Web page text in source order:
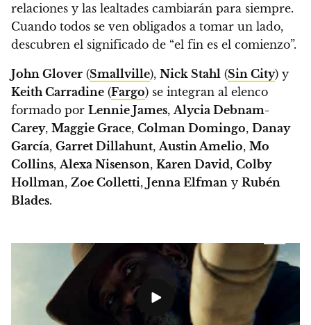
relaciones y las lealtades cambiarán para siempre.
Cuando todos se ven obligados a tomar un lado,
descubren el significado de “el fin es el comienzo”.
John Glover (Smallville), Nick Stahl (Sin City) y
Keith Carradine (Fargo) se integran al elenco
formado por Lennie James, Alycia Debnam-
Carey, Maggie Grace, Colman Domingo, Danay
García, Garret Dillahunt, Austin Amelio, Mo
Collins, Alexa Nisenson, Karen David, Colby
Hollman, Zoe Colletti, Jenna Elfman y Rubén
Blades.